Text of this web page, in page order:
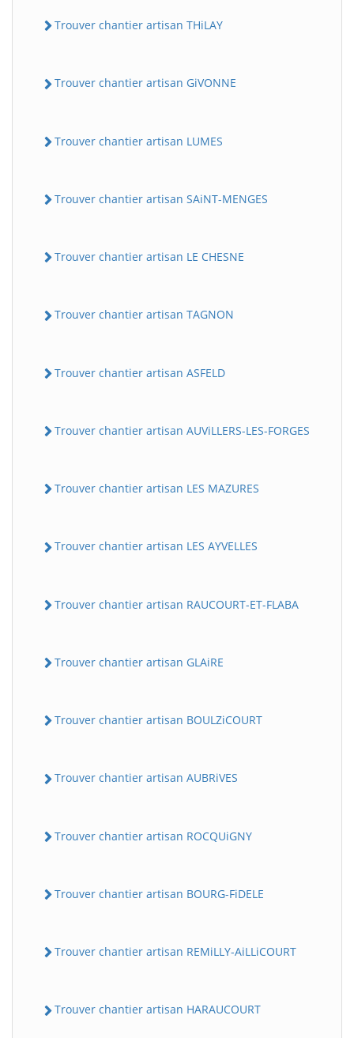
Trouver chantier artisan THiLAY
Trouver chantier artisan GiVONNE
Trouver chantier artisan LUMES
Trouver chantier artisan SAiNT-MENGES
Trouver chantier artisan LE CHESNE
Trouver chantier artisan TAGNON
Trouver chantier artisan ASFELD
Trouver chantier artisan AUViLLERS-LES-FORGES
Trouver chantier artisan LES MAZURES
Trouver chantier artisan LES AYVELLES
Trouver chantier artisan RAUCOURT-ET-FLABA
Trouver chantier artisan GLAiRE
Trouver chantier artisan BOULZiCOURT
Trouver chantier artisan AUBRiVES
Trouver chantier artisan ROCQUiGNY
Trouver chantier artisan BOURG-FiDELE
Trouver chantier artisan REMiLLY-AiLLiCOURT
Trouver chantier artisan HARAUCOURT